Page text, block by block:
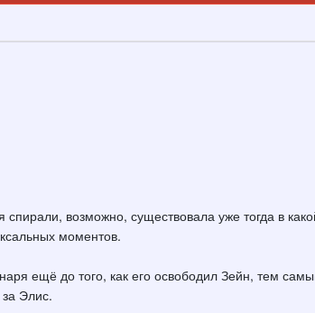
возможно, существовала уже тогда в
моментов.
ещё до того, как его освободил Зейн, тем
Элис.